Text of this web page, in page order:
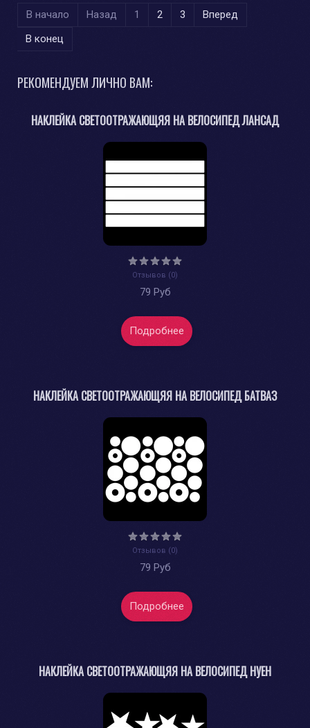
В начало Назад 1 2 3
Вперед
В конец
РЕКОМЕНДУЕМ ЛИЧНО ВАМ:
НАКЛЕЙКА СВЕТООТРАЖАЮЩЯЯ НА ВЕЛОСИПЕД ЛАНСАД
Отзывов (0)
79 Руб
Подробнее
НАКЛЕЙКА СВЕТООТРАЖАЮЩЯЯ НА ВЕЛОСИПЕД БАТВАЗ
Отзывов (0)
79 Руб
Подробнее
НАКЛЕЙКА СВЕТООТРАЖАЮЩЯЯ НА ВЕЛОСИПЕД НУЕН